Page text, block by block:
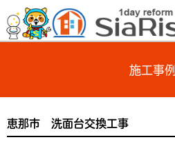
施工事例
恵那市 洗面台交換工事